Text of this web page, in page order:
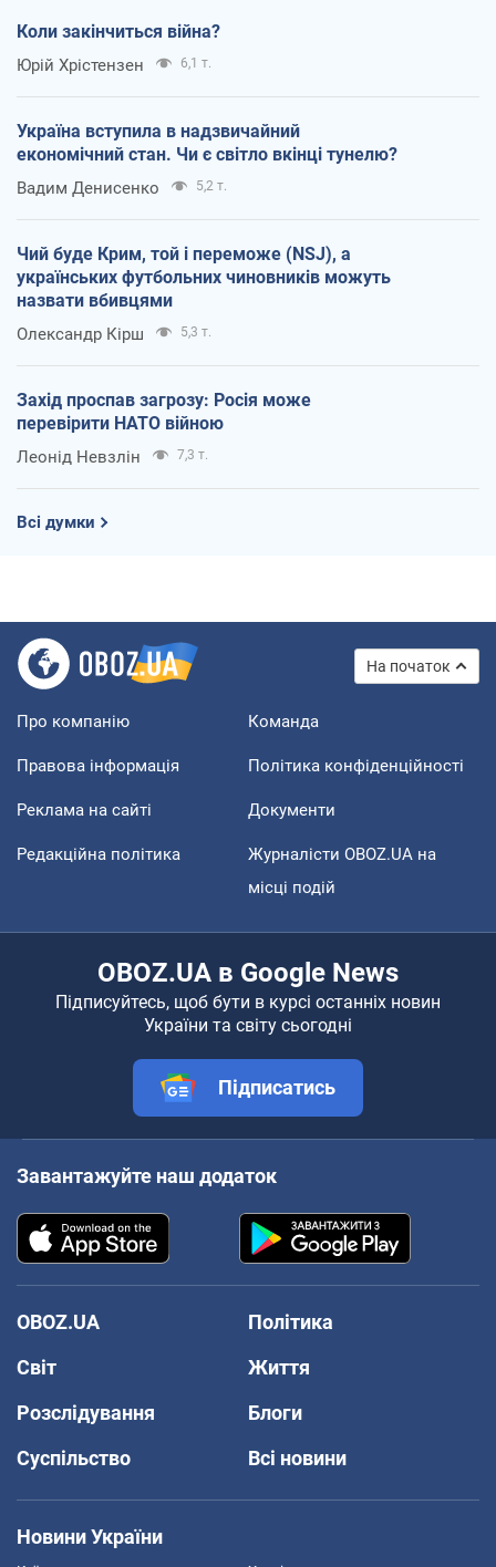
Коли закінчиться війна?
Юрій Хрістензен 6,1 т.
Україна вступила в надзвичайний
економічний стан. Чи є світло вкінці тунелю?
Вадим Денисенко 5,2 т.
Чий буде Крим, той і переможе (NSJ), а
українських футбольних чиновників можуть
назвати вбивцями
Олександр Кірш 5,3 т.
Захід проспав загрозу: Росія може
перевірити НАТО війною
Леонід Невзлін 7,3 т.
Всі думки
На початок
Про компанію Команда
Правова інформація Політика конфіденційності
Реклама на сайті Документи
Редакційна політика
Журналісти OBOZ.UA на
місці подій
OBOZ.UA в Google News
Підписуйтесь, щоб бути в курсі останніх новин
України та світу сьогодні
Підписатись
Завантажуйте наш додаток
OBOZ.UA
Політика
Світ
Життя
Розслідування
Блоги
Суспільство
Всі новини
Новини України